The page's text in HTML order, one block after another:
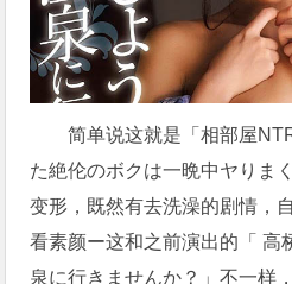
简单说这就是「相部屋
た絶伦のボクは一晩中ヤりま
变形，既然有去洗澡的剧情，
看素颜ー这和之前演出的「 高
泉に行きませんか？」不一样